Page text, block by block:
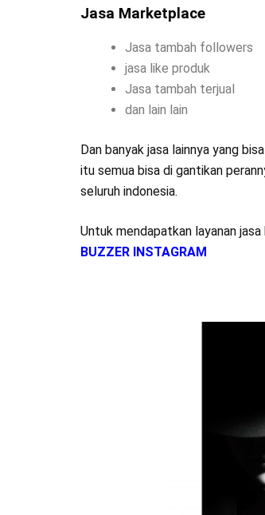
Jasa Marketplace
Jasa tambah followers
jasa like produk
Jasa tambah terjual
dan lain lain
Dan banyak jasa lainnya yang
itu semua bisa di gantikan
seluruh indonesia.
Untuk mendapatkan layanan
BUZZER INSTAGRAM